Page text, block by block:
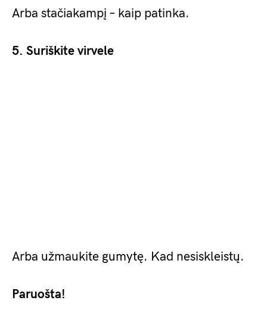
Arba stačiakampį – kaip patinka.
5. Suriškite virvele
Arba užmaukite gumytę. Kad nesiskleistų.
Paruošta!